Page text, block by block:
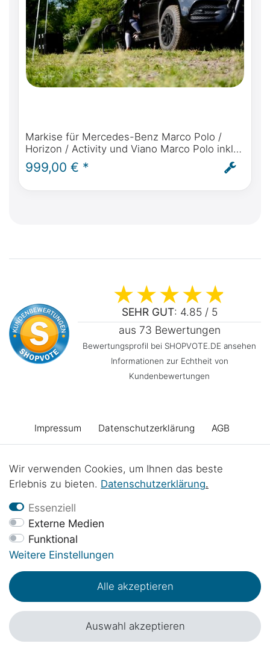
Markise für Mercedes-Benz Marco Polo /
Horizon / Activity und Viano Marco Polo inkl.
Fiamma F35, regendichter Anbindung,
Halterung und Montage
999,00 € *
SEHR GUT: 4.85 / 5
aus 73 Bewertungen
Bewertungsprofil bei SHOPVOTE.DE ansehen
Informationen zur Echtheit von
Kundenbewertungen
Impressum Daten­schutz­erklärung AGB
Barrierefreiheitserklärung Widerrufs­recht
Vertrag widerrufen
*Preisangaben inkl. 19% MwSt. in EUR zzgl.Versandkosten.
Wir verwenden Cookies, um Ihnen das beste
Erlebnis zu bieten. Daten­schutz­erklärung.
Essenziell
Externe Medien
Funktional
Weitere Einstellungen
Alle akzeptieren
Auswahl akzeptieren